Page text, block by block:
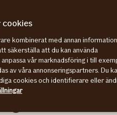
500 skador anmälda
cookies
kombinerat med annan information
säkerställa att du kan använda
vår marknadsföring i till
av våra annonseringspartners. Du
cookies och identifierare eller